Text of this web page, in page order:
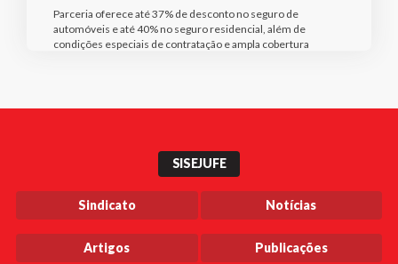
Parceria oferece até 37% de desconto no seguro de
automóveis e até 40% no seguro residencial, além de
condições especiais de contratação e ampla cobertura
SISEJUFE
Sindicato Notícias
Artigos Publicações